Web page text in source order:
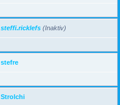
steffi.ricklefs (Inaktiv)
stefre
Strolchi